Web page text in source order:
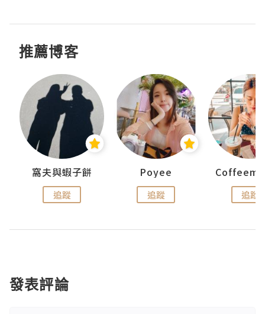
推薦博客
窩夫與蝦子餅
追蹤
Poyee
追蹤 追蹤
發表評論